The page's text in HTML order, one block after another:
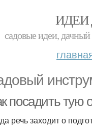
ИДЕИ
садовые идеи,
посадить тую
речь заходит о